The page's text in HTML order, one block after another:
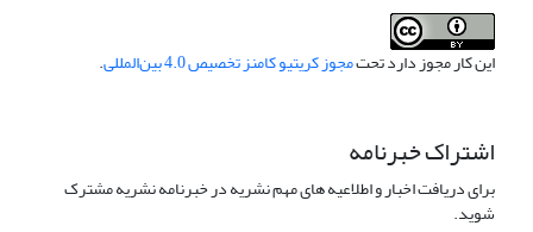
این کار مجوز دارد تحتمجوز کریتیو کامنز تخصیص 4.0 بین‌المللی .
اشتراک خبرنامه
برای دریافت اخبار و اطلاعیه های مهم نشریه در خبرنامه نشریه مشترک
شوید.